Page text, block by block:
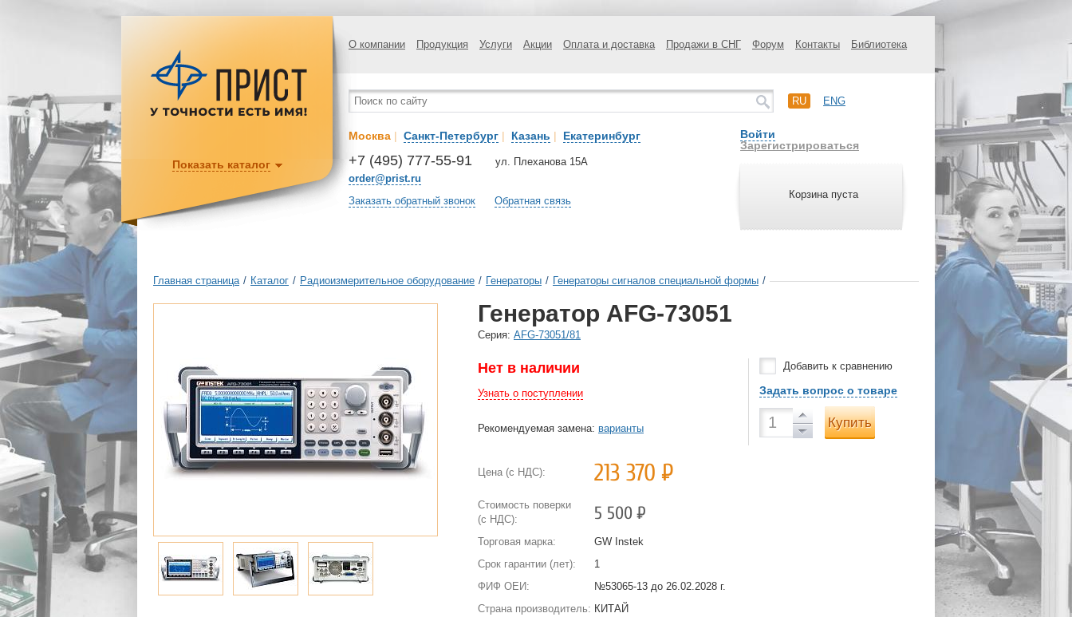
О компании Продукция Услуги Акции Оплата и доставка Продажи в СНГ Форум Контакты Библиотека
RU ENG
Москва | Санкт-Петербург | Казань | Екатеринбург
+7 (495) 777-55-91
order@prist.ru
ул. Плеханова 15А
Заказать обратный звонок Обратная связь
Войти
Зарегистрироваться
Корзина пуста
Показать каталог
Главная страница / Каталог / Радиоизмерительное оборудование / Генераторы / Генераторы сигналов специальной формы /
Генератор AFG-73051
Cерия: AFG-73051/81
Нет в наличии
Узнать о поступлении
Рекомендуемая замена: варианты
Цена (с НДС): 213 370 Р
Стоимость поверки
(с НДС):
5 500Р
Торговая марка:
GW Instek
Срок гарантии (лет):
1
ФИФ ОЕИ:
№53065-13 до 26.02.2028 г.
Страна производитель: КИТАЙ
Добавить к сравнению
Задать вопрос о товаре
Купить